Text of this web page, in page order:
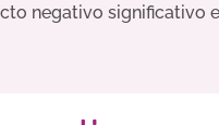
negativo significativo